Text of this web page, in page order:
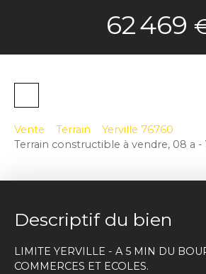
62 469
Vente Terrain
Yerville 76760
Terrain constructible à vendre, 08 a -
Descriptif du bien
LIMITE YERVILLE - A 5 MIN DU
COMMERCES ET ECOLES.